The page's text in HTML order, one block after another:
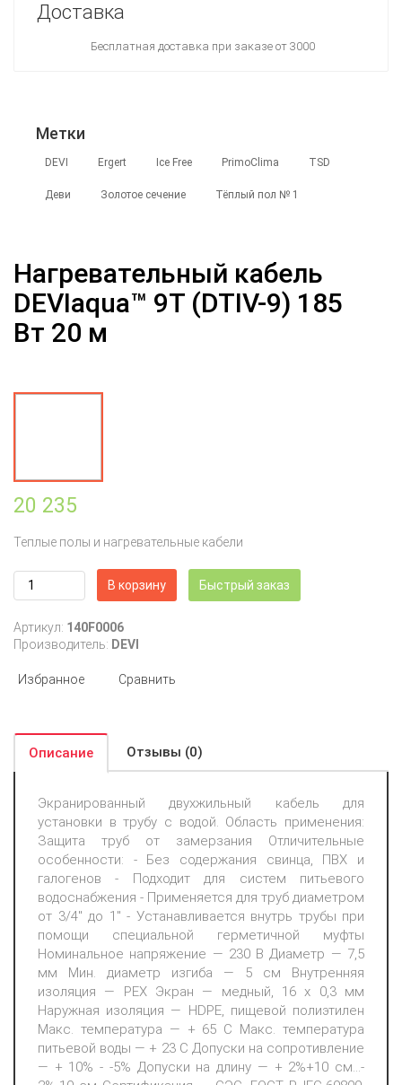
Доставка
Бесплатная доставка при заказе от 3000
Метки
DEVI Ergert Ice Free PrimoClima TSD
Деви Золотое сечение Тёплый пол № 1
Нагревательный кабель
DEVIaqua™ 9Т (DTIV-9) 185
Вт 20 м
20 235
Теплые полы и нагревательные кабели
В корзину Быстрый заказ
Артикул: 140F0006
Производитель: DEVI
Избранное Сравнить
Описание Отзывы (0)
Экранированный двухжильный кабель для
установки в трубу с водой. Область применения:
Защита труб от замерзания Отличительные
особенности: - Без содержания свинца, ПВХ и
галогенов - Подходит для систем питьевого
водоснабжения - Применяется для труб диаметром
от 3/4'' до 1'' - Устанавливается внутрь трубы при
помощи специальной герметичной муфты
Номинальное напряжение — 230 В Диаметр — 7,5
мм Мин. диаметр изгиба — 5 см Внутренняя
изоляция — PEX Экран — медный, 16 х 0,3 мм
Наружная изоляция — HDPE, пищевой полиэтилен
Макс. температура — + 65 С Макс. температура
питьевой воды — + 23 С Допуски на сопротивление
— + 10% - -5% Допуски на длину — + 2%+10 см...-